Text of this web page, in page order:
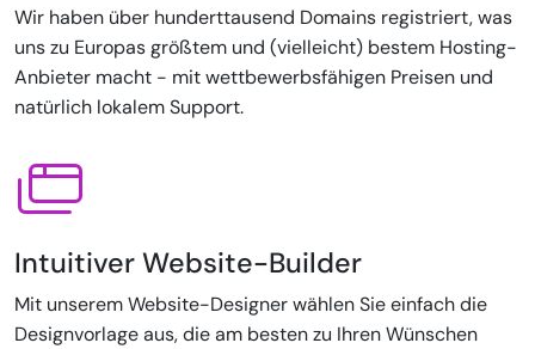
Wir haben über hunderttausend Domains registriert, was
uns zu Europas größtem und (vielleicht) bestem Hosting-
Anbieter macht - mit wettbewerbsfähigen Preisen und
natürlich lokalem Support.
Intuitiver Website-Builder
Mit unserem Website-Designer wählen Sie einfach die
Designvorlage aus, die am besten zu Ihren Wünschen